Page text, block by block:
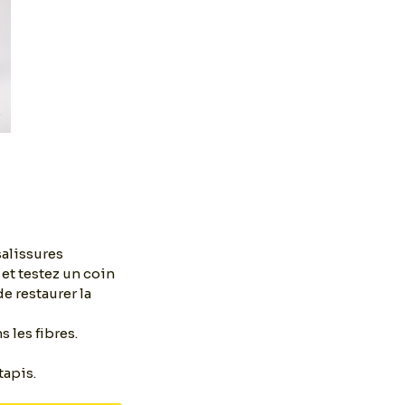
testez un coin
restaurer la
les fibres.